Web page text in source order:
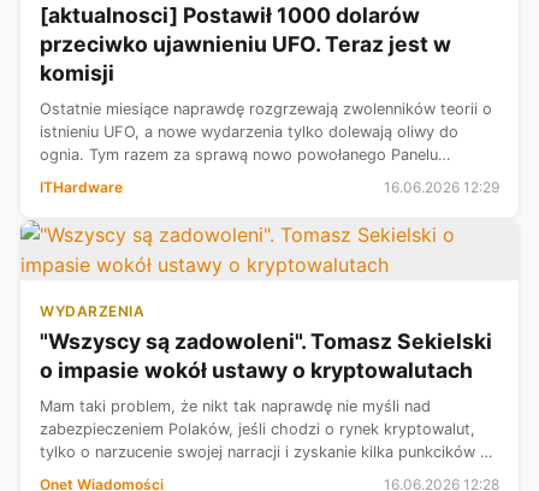
[aktualnosci] Postawił 1000 dolarów
przeciwko ujawnieniu UFO. Teraz jest w
komisji
Ostatnie miesiące naprawdę rozgrzewają zwolenników teorii o
istnieniu UFO, a nowe wydarzenia tylko dolewają oliwy do
ognia. Tym razem za sprawą nowo powołanego Panelu
ITHardware 16.06.2026 12:29
WYDARZENIA
"Wszyscy są zadowoleni". Tomasz Sekielski
o impasie wokół ustawy o kryptowalutach
Mam taki problem, że nikt tak naprawdę nie myśli nad
zabezpieczeniem Polaków, jeśli chodzi o rynek kryptowalut,
tylko o narzucenie swojej narracji i zyskanie kilka punkcików —
mówi Tomasz Sekielski.
Onet Wiadomości 16.06.2026 12:28